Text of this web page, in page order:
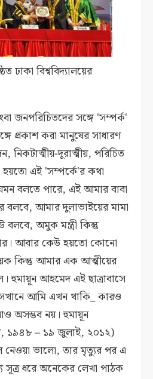
ঢাকা বিশ্ববিদ্যালয়ের
জনপরিচিতদের সঙ্গে 'সম্পর্ক'
প্রকাশ করা মানুষের সাধারণ
নিকটাত্মীয়-দূরাত্মীয়, পরিচিত
এই 'সম্পর্কে'র কথা
বলতে পারে, এই আমার বাবা
বলবে, আমার দুলাভাইয়ের মামা
বলবে, অমুক মন্ত্রী কিন্তু
আবার কেউ হয়তো কোনো
কিন্তু আমার এক আত্মীয়ের
হুমায়ূন আহমেদ এই ছাত্রাবাসে
আমি এখন থাকি_ কারও
অসম্ভব নয়। হুমায়ূন
১৯৪৮ – ১৯ জুলাই, ২০১২)
নেওয়া ভালো, তার মৃত্যুর পর এ
ধরে অনেকের লেখা পাঠক